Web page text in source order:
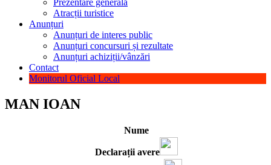
Prezentare generală
Atracții turistice
Anunțuri
Anunțuri de interes public
Anunțuri concursuri și rezultate
Anunțuri achiziții/vânzări
Contact
Monitorul Oficial Local
MAN IOAN
Nume
Declarații avere